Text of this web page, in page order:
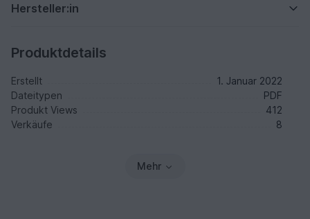
Hersteller:in
Produktdetails
Erstellt
1. Januar 2022
Dateitypen
PDF
Produkt Views
412
Verkäufe
8
Mehr